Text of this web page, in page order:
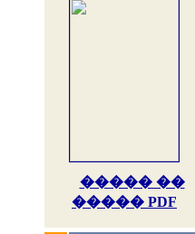
����� ��
����� PDF